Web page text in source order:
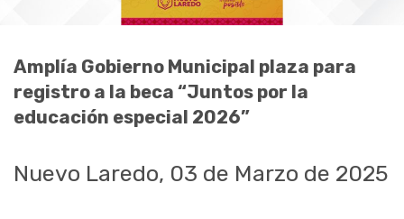
Amplía Gobierno Municipal plaza para
registro a la beca “Juntos por la
educación especial 2026”
Nuevo Laredo, 03 de Marzo de 2025